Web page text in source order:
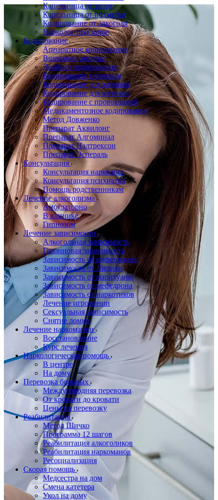
Капельница от запоя
Капельница от похмелья
Кодирование от алкоголя
Нарколог при запое
Кодирование
Аппаратное кодирование
Вшивание ампулы
Двойное кодирование
Кодирование гипнозом
Кодирование для женщин
Кодирование для мужчин
Кодирование с провокацией
Медикаментозное кодирование
Метод Довженко
Препарат Аквилонг
Препарат Алгоминал
Препарат Налтрексон
Препарат Эспераль
Консультация
Консультация нарколога
Консультация психиатра
Помощь родственникам
Лечение алкоголизма
Амбулаторно
В клинике
Гипнозом
Лечение зависимости
Алкогольная зависимость
Героиновая зависимость
Зависимость от амфетамина
Зависимость от Лирики
Зависимость от марихуаны
Зависимость от мефедрона
Зависимость от наркотиков
Лечение игромании
Сексуальная зависимость
Снятие ломки
Лечение наркомании
Восстановление
Курс лечения
Наркологическая помощь
В центре
На дому
Перевозка больных
Междугородняя перевозка
От кровати до кровати
Цены на перевозку
Реабилитация
Метод Шичко
Программа 12 шагов
Реабилитация алкоголиков
Реабилитация наркоманов
Ресоциализация
Скорая помощь
Медсестра на дом
Смена катетера
Укол на дому